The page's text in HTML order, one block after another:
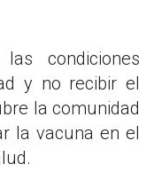
condiciones
y no recibir el
la comunidad
la vacuna en el